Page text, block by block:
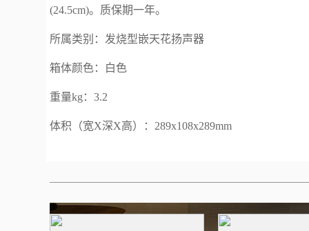
(24.5cm)。质保期一年。
所属类别：发烧型嵌天花扬声器
箱体颜色：白色
重量kg：3.2
体积（宽X深X高）：289x108x289mm